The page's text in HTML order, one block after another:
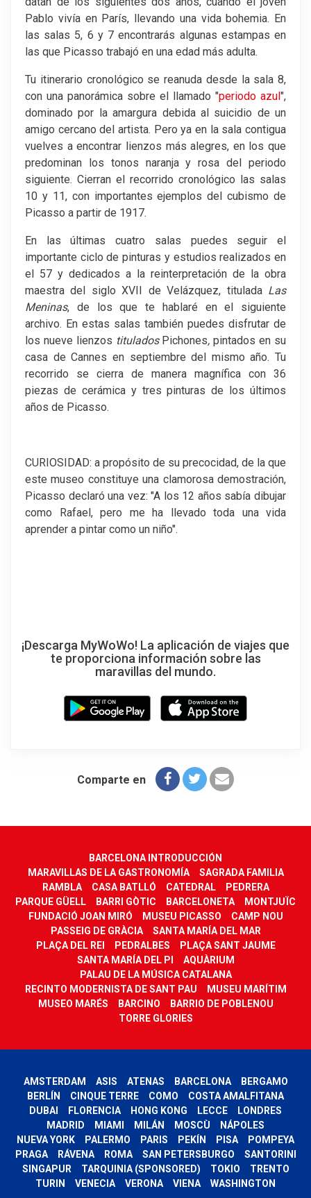
Pablo vivía en París, llevando una vida bohemia. En
las salas 5, 6 y 7 encontrarás algunas estampas en
las que Picasso trabajó en una edad más adulta.
Tu itinerario cronológico se reanuda desde la sala 8,
con una panorámica sobre el llamado "periodo azul",
dominado por la amargura debida al suicidio de un
amigo cercano del artista. Pero ya en la sala contigua
vuelves a encontrar lienzos más alegres, en los que
predominan los tonos naranja y rosa del periodo
siguiente. Cierran el recorrido cronológico las salas
10 y 11, con importantes ejemplos del cubismo de
Picasso a partir de 1917.
En las últimas cuatro salas puedes seguir el
importante ciclo de pinturas y estudios realizados en
el 57 y dedicados a la reinterpretación de la obra
maestra del siglo XVII de Velázquez, titulada Las
Meninas, de los que te hablaré en el siguiente
archivo. En estas salas también puedes disfrutar de
los nueve lienzos tituladosPichones, pintados en su
casa de Cannes en septiembre del mismo año. Tu
recorrido se cierra de manera magnífica con 36
piezas de cerámica y tres pinturas de los últimos
años de Picasso.
CURIOSIDAD: a propósito de su precocidad, de la que
este museo constituye una clamorosa demostración,
Picasso declaró una vez: "A los 12 años sabía dibujar
como Rafael, pero me ha llevado toda una vida
aprender a pintar como un niño".
¡Descarga MyWoWo! La aplicación de viajes que
te proporciona información sobre las
maravillas del mundo.
Comparte en
BARCELONA INTRODUCCIÓN
MARAVILLAS DE LA GASTRONOMÍA
SAGRADA FAMILIA
RAMBLA
CASA BATLLÓ CATEDRAL
PEDRERA
PARQUE GÜELL
BARRI GÒTIC BARCELONETA
MONTJUÏC
FUNDACIÓ JOAN MIRÓ
MUSEU PICASSO
CAMP NOU
PASSEIG DE GRÀCIA
SANTA MARÍA DEL MAR
PLAÇA DEL REI
PEDRALBES
PLAÇA SANT JAUME
SANTA MARÍA DEL PI
AQUÀRIUM
PALAU DE LA MÚSICA CATALANA
RECINTO MODERNISTA DE SANT PAU
MUSEU MARÍTIM
MUSEO MARÉS
BARCINO
BARRIO DE POBLENOU
TORRE GLORIES
AMSTERDAM ASIS ATENAS BARCELONA
BERGAMO
BERLÍN
CINQUE TERRE COMO
COSTA AMALFITANA
DUBAI
FLORENCIA HONG KONG LECCE
LONDRES
MADRID
MIAMI MILÁN MOSCÙ
NÁPOLES
NUEVA YORK
PALERMO PARIS PEKÍN PISA
POMPEYA
PRAGA
RÁVENA ROMA SAN PETERSBURGO
SANTORINI
SINGAPUR
TARQUINIA (SPONSORED) TOKIO
TRENTO
TURIN
VENECIA VERONA VIENA WASHINGTON